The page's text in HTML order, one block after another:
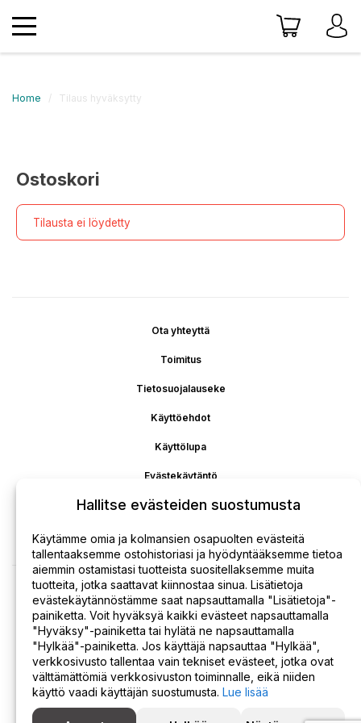
Home Tilaus hyväksytty
Ostoskori
Tilausta ei löydetty
Ota yhteyttä
Toimitus
Tietosuojalauseke
Käyttöehdot
Käyttölupa
Evästekäytäntö
Vastuuvapaus
Maksun palautus
Hallitse evästeiden suostumusta
Käytämme omia ja kolmansien osapuolten evästeitä
tallentaaksemme ostohistoriasi ja hyödyntääksemme tietoa
aiemmin ostamistasi tuotteista suositellaksemme muita
tuotteita, jotka saattavat kiinnostaa sinua. Lisätietoja
evästekäytännöstämme saat napsauttamalla "Lisätietoja"-
painiketta. Voit hyväksyä kaikki evästeet napsauttamalla
"Hyväksy"-painiketta tai hylätä ne napsauttamalla
"Hylkää"-painiketta. Jos käyttäjä napsauttaa "Hylkää",
verkkosivusto tallentaa vain tekniset evästeet, jotka ovat
välttämättömiä verkkosivuston toiminnalle, eikä niiden
käyttö vaadi käyttäjän suostumusta. Lue lisää